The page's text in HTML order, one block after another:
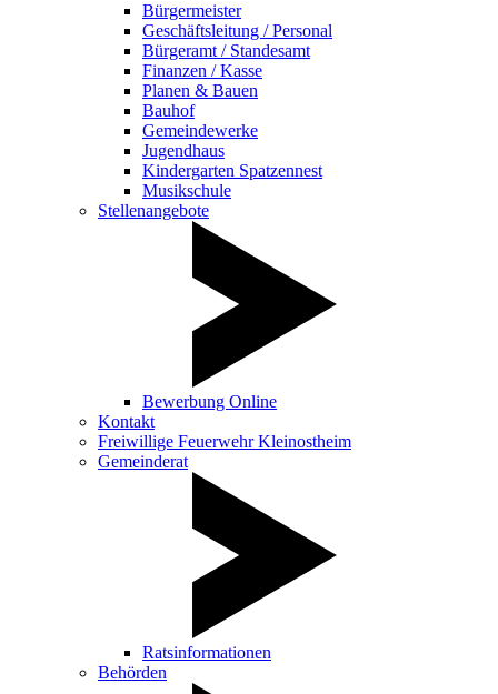
Bürgermeister
Geschäftsleitung / Personal
Bürgeramt / Standesamt
Finanzen / Kasse
Planen & Bauen
Bauhof
Gemeindewerke
Jugendhaus
Kindergarten Spatzennest
Musikschule
Stellenangebote
Bewerbung Online
Kontakt
Freiwillige Feuerwehr Kleinostheim
Gemeinderat
Ratsinformationen
Behörden